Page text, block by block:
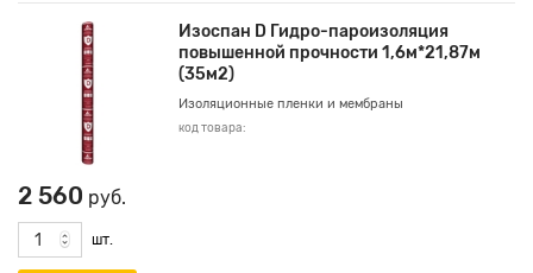
Изоспан D Гидро-пароизоляция
повышенной прочности 1,6м*21,87м
(35м2)
Изоляционные пленки и мембраны
код товара:
2 560 руб.
шт.